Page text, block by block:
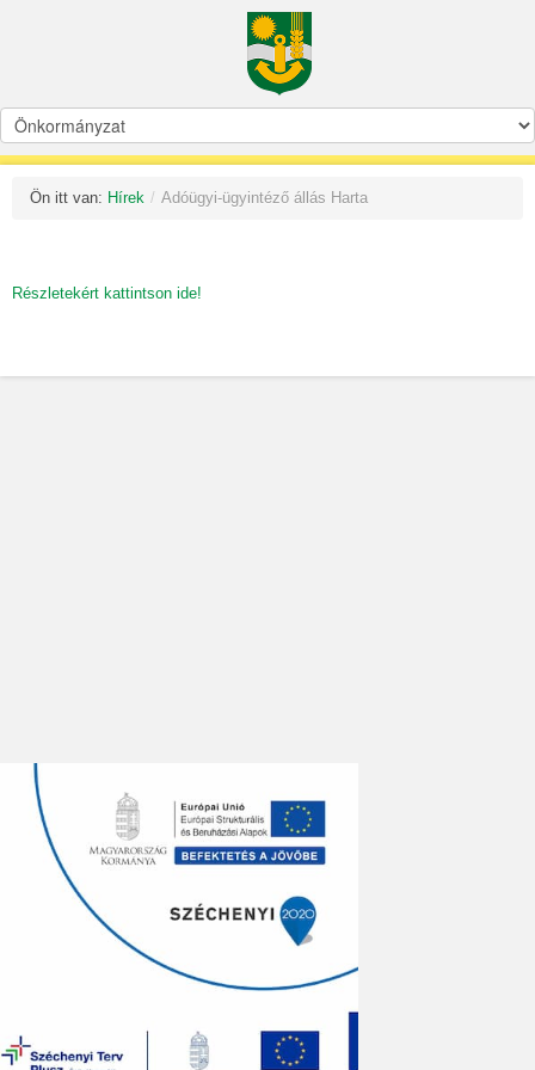
Ön itt van: Hírek / Adóügyi-ügyintéző állás Harta
Részletekért kattintson ide!